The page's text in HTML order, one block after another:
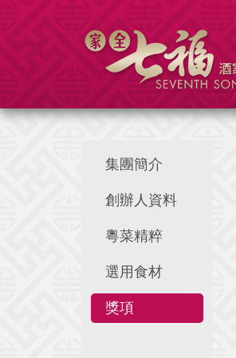
集團簡介
創辦人資料
粵菜精粹
選用食材
獎項